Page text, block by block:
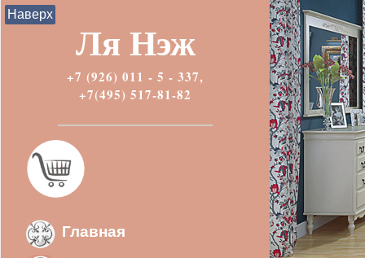
Ля Нэж
+7 (926) 011 - 5 - 337,
+7(495) 517-81-82
Главная
Наверх